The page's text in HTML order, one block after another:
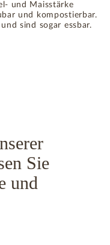
und Maisstärke
und kompostierbar.
sind sogar essbar.
Sie
und